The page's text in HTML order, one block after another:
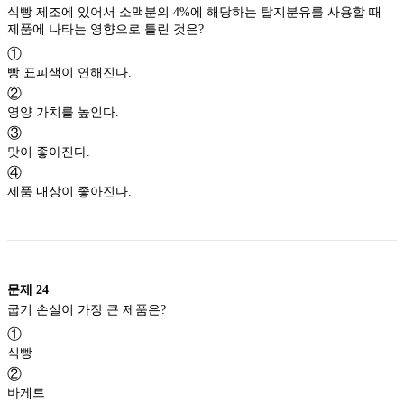
식빵 제조에 있어서 소맥분의 4%에 해당하는 탈지분유를 사용할 때
제품에 나타는 영향으로 틀린 것은?
①
빵 표피색이 연해진다.
②
영양 가치를 높인다.
③
맛이 좋아진다.
④
제품 내상이 좋아진다.
문제 24
굽기 손실이 가장 큰 제품은?
①
식빵
②
바게트